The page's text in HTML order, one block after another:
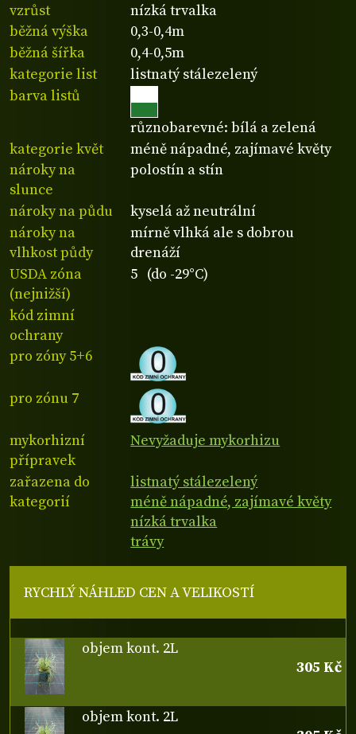
vzrůst
nízká trvalka
běžná výška
0,3-0,4m
běžná šířka
0,4-0,5m
kategorie list
listnatý stálezelený
barva listů
různobarevné: bílá a zelená
kategorie květ
méně nápadné, zajímavé květy
nároky na
slunce
polostín a stín
nároky na půdu
kyselá až neutrální
nároky na
vlhkost půdy
mírně vlhká ale s dobrou
drenáží
USDA zóna
(nejnižší)
5 (do -29°C)
kód zimní
ochrany
pro zóny 5+6
pro zónu 7
mykorhizní
přípravek
Nevyžaduje mykorhizu
zařazena do
kategorií
listnatý stálezelený
méně nápadné, zajímavé květy
nízká trvalka
trávy
RYCHLÝ NÁHLED CEN A VELIKOSTÍ
objem kont. 2L
305 Kč
objem kont. 2L